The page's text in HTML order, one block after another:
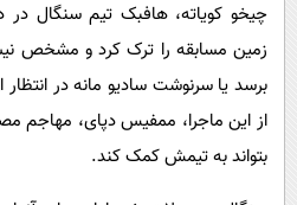
زمین مسابقه را ترک کرد و مشخص
برسد یا سرنوشت سادیو مانه در
از این ماجرا، ممفیس دپای، مهاجم
بتواند به تیمش کمک کند.